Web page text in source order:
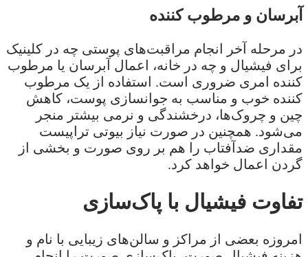
آبرسان و مرطوب کننده
در مرحله آخر انجام مراقبت‌های پوستی چه در کلینیک
برای فیشیال و چه در خانه، اعمال آبرسان یا مرطوب
کننده امری ضروری است. استفاده از یک مرطوب
کننده خوب و مناسب به جوانسازی پوست، کاهش
چین و چروک‌‌ها، درخشندگی و نرمی بیشتر منجر
می‌شود. همچنین در صورت نیاز بیوتی تراپیست
مقداری ضدآفتاب را هم بر روی صورت و بخشی از
گردن اعمال خواهد کرد.
تفاوت فیشیال با پاک‌سازی
امروزه بعضی از مراکز و سالن‌های زیبایی با نام و